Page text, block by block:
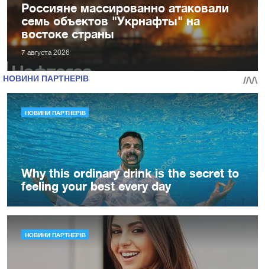
Россияне массированно атаковали
семь объектов "Укрнафты" на
востоке страны
7 августа 2026